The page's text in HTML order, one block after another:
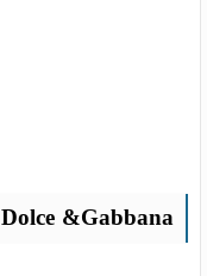
Dolce &Gabbana دولتشي أند غابانا